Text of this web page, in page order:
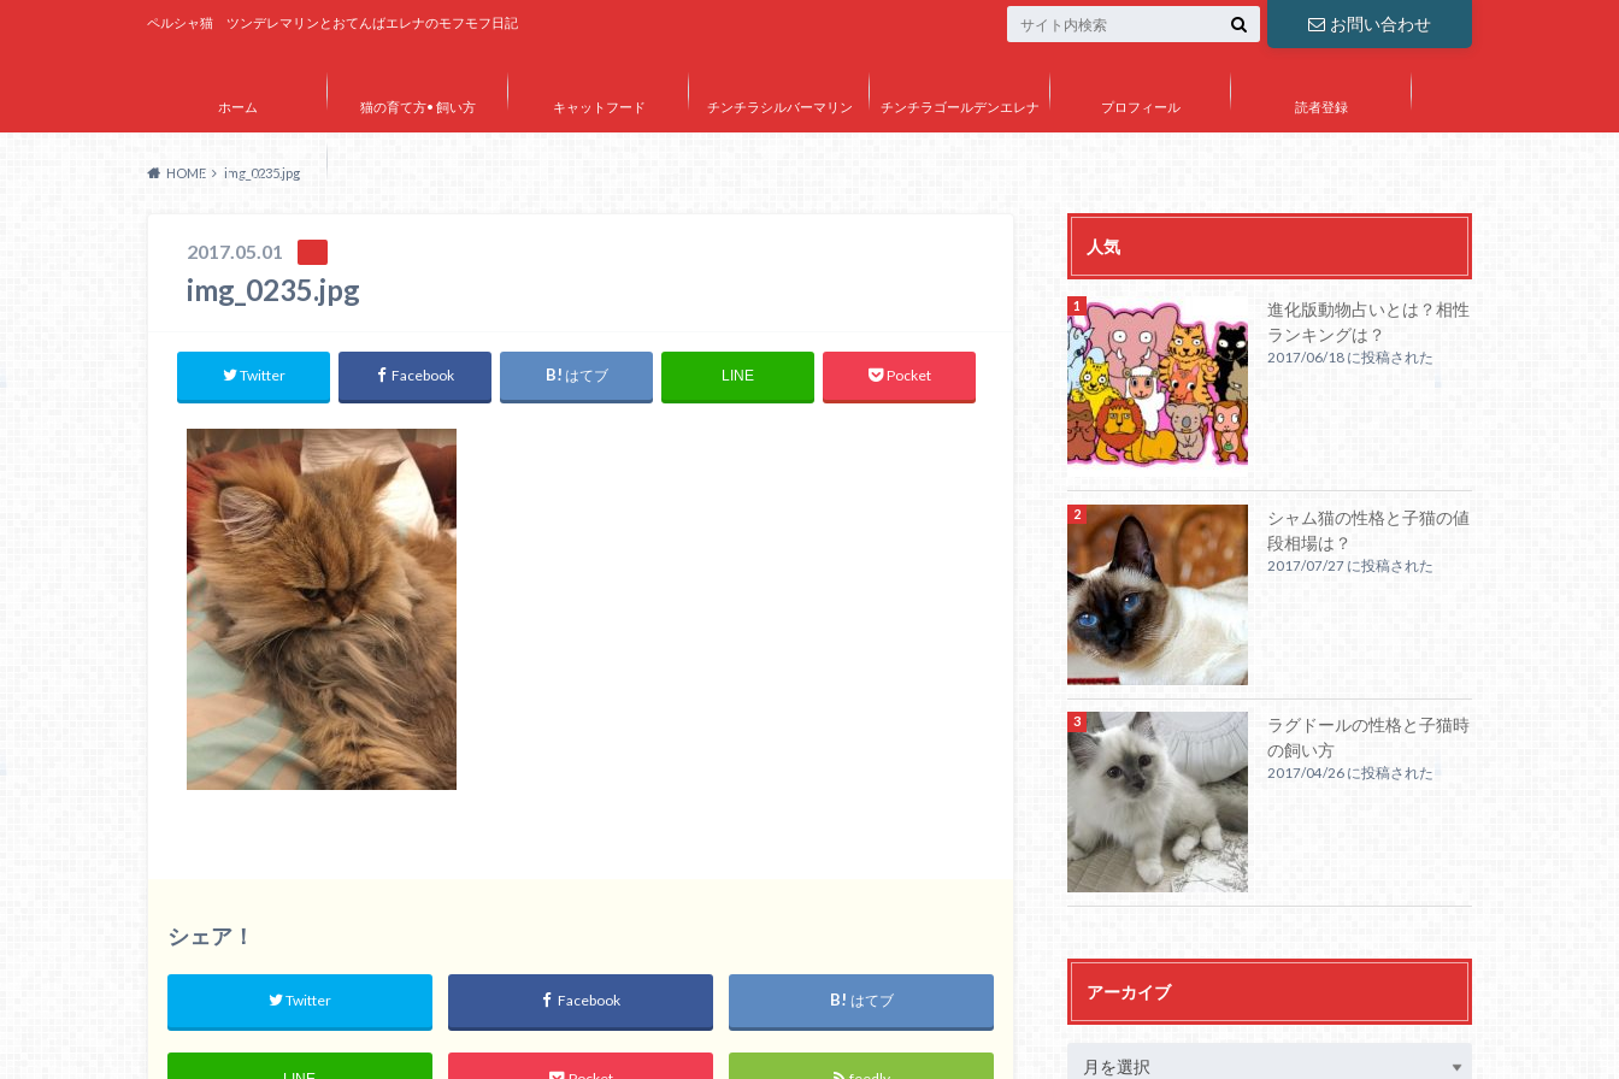
ペルシャ猫 ツンデレマリンとおてんばエレナのモフモフ日記 お問い合わせ
ホーム 猫の育て方• 飼い方 キャットフード チンチラシルバーマリン チンチラゴールデンエレナ プロフィール 読者登録
サイトマップ
HOME img_0235.jpg
2017.05.01
img_0235.jpg
Twitter Facebook はてブ LINE Pocket
シェア！
Twitter Facebook はてブ
人気
進化版動物占いとは？相性
ランキングは？
2017/06/18 に投稿された
シャム猫の性格と子猫の値
段相場は？
2017/07/27 に投稿された
ラグドールの性格と子猫時
の飼い方
2017/04/26 に投稿された
アーカイブ